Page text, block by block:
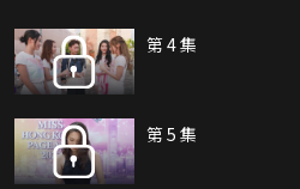
第 4 集
第 5 集